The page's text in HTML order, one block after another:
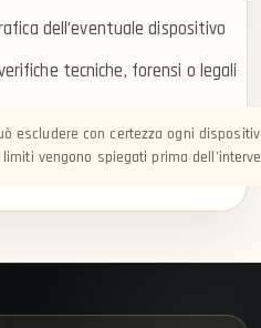
dell’eventuale dispositivo
tecniche, forensi o legali
escludere con certezza ogni
vengono spiegati prima